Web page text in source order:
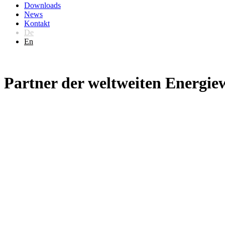
Downloads
News
Kontakt
De
En
Partner der weltweiten